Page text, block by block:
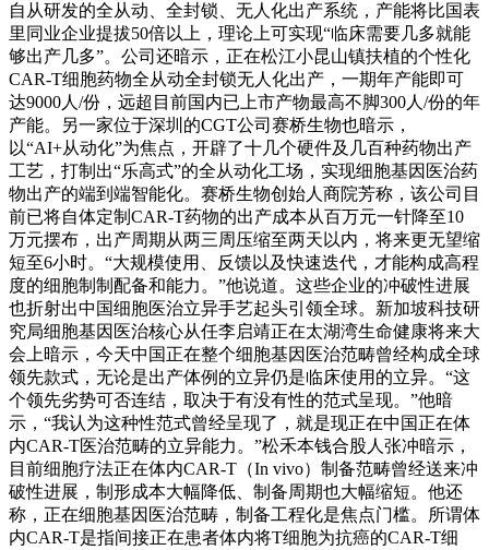
自从研发的全从动、全封锁、无人化出产系统，产能将比国表
里同业企业提拔50倍以上，理论上可实现“临床需要几多就能
够出产几多”。公司还暗示，正在松江小昆山镇扶植的个性化
CAR-T细胞药物全从动全封锁无人化出产，一期年产能即可
达9000人/份，远超目前国内已上市产物最高不脚300人/份的年
产能。另一家位于深圳的CGT公司赛桥生物也暗示，
以“AI+从动化”为焦点，开辟了十几个硬件及几百种药物出产
工艺，打制出“乐高式”的全从动化工场，实现细胞基因医治药
物出产的端到端智能化。赛桥生物创始人商院芳称，该公司目
前已将自体定制CAR-T药物的出产成本从百万元一针降至10
万元摆布，出产周期从两三周压缩至两天以内，将来更无望缩
短至6小时。“大规模使用、反馈以及快速迭代，才能构成高程
度的细胞制制配备和能力。”他说道。这些企业的冲破性进展
也折射出中国细胞医治立异手艺起头引领全球。新加坡科技研
究局细胞基因医治核心从任李启靖正在太湖湾生命健康将来大
会上暗示，今天中国正在整个细胞基因医治范畴曾经构成全球
领先款式，无论是出产体例的立异仍是临床使用的立异。“这
个领先劣势可否连结，取决于有没有性的范式呈现。”他暗
示，“我认为这种性范式曾经呈现了，就是现正在中国正在体
内CAR-T医治范畴的立异能力。”松禾本钱合股人张冲暗示，
目前细胞疗法正在体内CAR-T（In vivo）制备范畴曾经送来冲
破性进展，制形成本大幅降低、制备周期也大幅缩短。他还
称，正在细胞基因医治范畴，制备工程化是焦点门槛。所谓体
内CAR-T是指间接正在患者体内将T细胞为抗癌的CAR-T细